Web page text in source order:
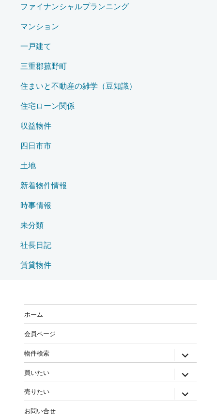
ファイナンシャルプランニング
マンション
一戸建て
三重郡菰野町
住まいと不動産の雑学（豆知識）
住宅ローン関係
収益物件
四日市市
土地
新着物件情報
時事情報
未分類
社長日記
賃貸物件
ホーム
会員ページ
物件検索
買いたい
売りたい
お問い合せ